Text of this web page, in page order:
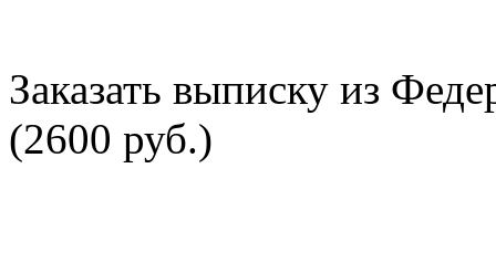
Заказать выписку из
(2600 руб.)